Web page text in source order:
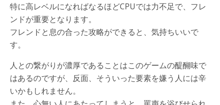
特に高レベルになればなるほどCPUでは力不足で、フレ
ンドが重要となります。
フレンドと息の合った攻略ができると、気持ちいいで
す。
人との繋がりが濃厚であることはこのゲームの醍醐味で
はあるのですが、反面、そういった要素を嫌う人には辛
いかもしれません。